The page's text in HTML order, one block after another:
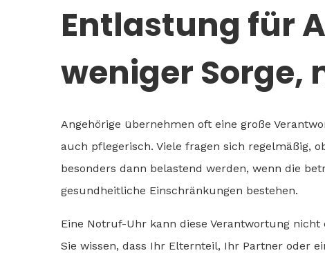
Entlastung für
weniger Sorge,
Angehörige übernehmen oft eine große
auch pflegerisch. Viele fragen sich regelmäßig,
besonders dann belastend werden, wenn die
gesundheitliche Einschränkungen bestehen.
Eine Notruf-Uhr kann diese Verantwortung
Sie wissen, dass Ihr Elternteil, Ihr Partner oder